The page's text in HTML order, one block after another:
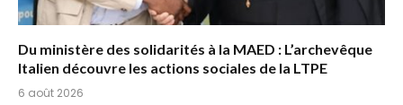
Du ministère des solidarités à la MAED : L’archevêque
Italien découvre les actions sociales de la LTPE
6 août 2026